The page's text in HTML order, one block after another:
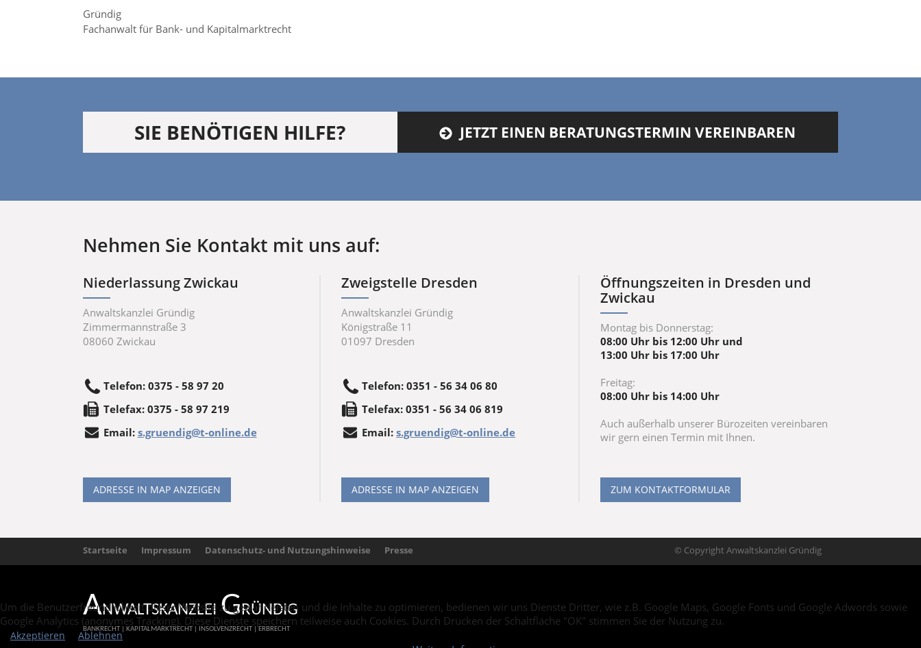
Gründig
Fachanwalt für Bank- und Kapitalmarktrecht
SIE BENÖTIGEN HILFE? JETZT EINEN BERATUNGSTERMIN VEREINBAREN
Nehmen Sie Kontakt mit uns auf:
Niederlassung Zwickau
Anwaltskanzlei Gründig
Zimmermannstraße 3
08060 Zwickau
Telefon: 0375 - 58 97 20
Telefax: 0375 - 58 97 219
Email: s.gruendig@t-online.de
ADRESSE IN MAP ANZEIGEN
Zweigstelle Dresden
Anwaltskanzlei Gründig
Königstraße 11
01097 Dresden
Telefon:0351 - 56 34 06 80
Telefax:0351 - 56 34 06 819
Email:s.gruendig@t-online.de
ADRESSE IN MAP ANZEIGEN
Öffnungszeiten in Dresden und
Zwickau
Montag bis Donnerstag:
08:00 Uhr bis 12:00 Uhr und
13:00 Uhr bis 17:00 Uhr
Freitag:
08:00 Uhr bis 14:00 Uhr
Auch außerhalb unserer Bürozeiten vereinbaren
wir gern einen Termin mit Ihnen.
ZUM KONTAKTFORMULAR
Startseite Impressum Datenschutz- und Nutzungshinweise Presse © Copyright Anwaltskanzlei Gründig
ANWALTSKANZLEIGRÜNDIG
BANKRECHT | KAPITALMARKTRECHT | INSOLVENZRECHT | ERBRECHT
Um die Benutzerfreundlichkeit dieser Website zu gewährleisten und die Inhalte zu optimieren, bedienen wir uns Dienste Dritter, wie z.B. Google Maps, Google Fonts und Google Adwords sowie
Google Analytics (anonymes Tracking). Diese Dienste speichern teilweise auch Cookies. Durch Drücken der Schaltfläche "OK" stimmen Sie der Nutzung zu.
Akzeptieren Ablehnen